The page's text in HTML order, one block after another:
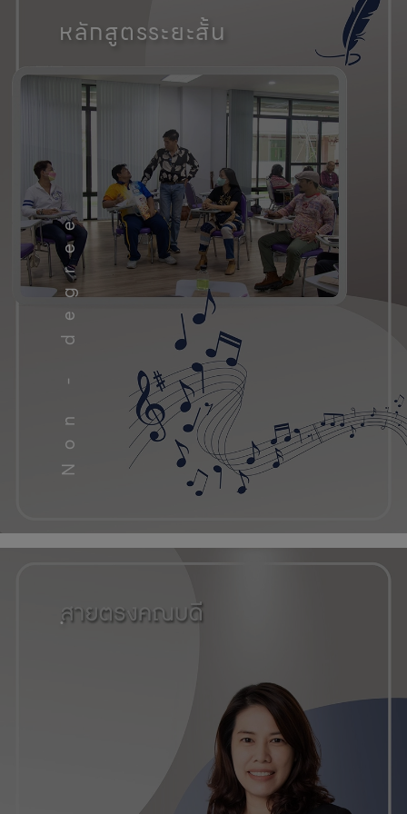
คณะศิลปศาสตร์, มหาวิทยาลัยพะเ
หลักสูตรระยะสั้น
Non - degree
คณะศิลปศาสตร์, มหาวิทยาลัยพะเ
.